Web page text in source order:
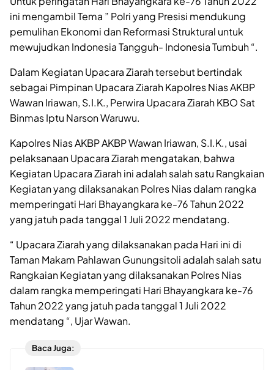
ini mengambil Tema ” Polri yang Presisi mendukung
pemulihan Ekonomi dan Reformasi Struktural untuk
mewujudkan Indonesia Tangguh- Indonesia Tumbuh “.
Dalam Kegiatan Upacara Ziarah tersebut bertindak
sebagai Pimpinan Upacara Ziarah Kapolres Nias AKBP
Wawan Iriawan, S.I.K., Perwira Upacara Ziarah KBO Sat
Binmas Iptu Narson Waruwu.
Kapolres Nias AKBP AKBP Wawan Iriawan, S.I.K., usai
pelaksanaan Upacara Ziarah mengatakan, bahwa
Kegiatan Upacara Ziarah ini adalah salah satu Rangkaian
Kegiatan yang dilaksanakan Polres Nias dalam rangka
memperingati Hari Bhayangkara ke-76 Tahun 2022
yang jatuh pada tanggal 1 Juli 2022 mendatang.
“ Upacara Ziarah yang dilaksanakan pada Hari ini di
Taman Makam Pahlawan Gunungsitoli adalah salah satu
Rangkaian Kegiatan yang dilaksanakan Polres Nias
dalam rangka memperingati Hari Bhayangkara ke-76
Tahun 2022 yang jatuh pada tanggal 1 Juli 2022
mendatang “, Ujar Wawan.
Baca Juga: